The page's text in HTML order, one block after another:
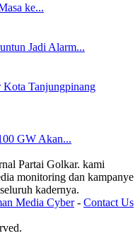
ke...
Jadi Alarm...
Tanjungpinang
GW Akan...
Partai Golkar. kami
monitoring dan kampanye
kadernya.
Media Cyber- Contact Us